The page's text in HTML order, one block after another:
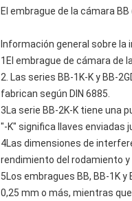
El embrague de la cámara BB
Información general sobre la
1El embrague de cámara de
2. Las series BB-1K-K y BB-
fabrican según DIN 6885.
3La serie BB-2K-K tiene una
"-K" significa llaves enviadas
4Las dimensiones de
rendimiento del rodamiento y
5Los embragues BB, BB-1K
0,25 mm o más, mientras